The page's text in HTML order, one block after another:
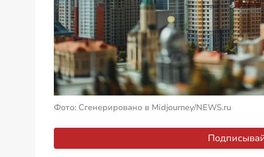
Фото: Сгенерировано в Midjourney/NEWS.ru